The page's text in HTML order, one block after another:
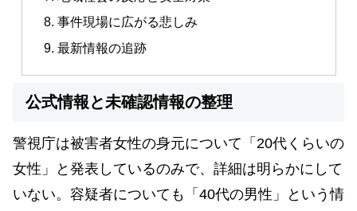
事件現場に広がる悲しみ
最新情報の追跡
公式情報と未確認情報の整理
警視庁は被害者女性の身元について「20代くらいの
女性」と発表しているのみで、詳細は明らかにして
いない。容疑者についても「40代の男性」という情